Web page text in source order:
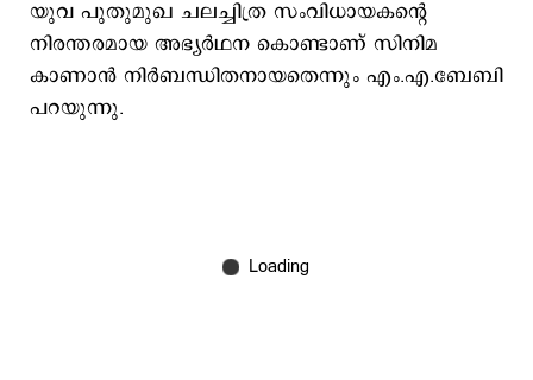
യുവ പുതുമുഖ ചലച്ചിത്ര സംവിധായകന്റെ
നിരന്തരമായ അഭ്യർഥന കൊണ്ടാണ് സിനിമ
കാണാൻ നിർബന്ധിതനായതെന്നും എം.എ.ബേബി
പറയുന്നു.